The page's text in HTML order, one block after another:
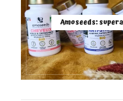
Amoseeds: